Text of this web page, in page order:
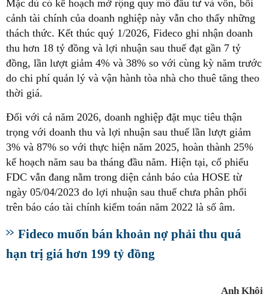
Mặc dù có kế hoạch mở rộng quy mô đầu tư và vốn, bối
cảnh tài chính của doanh nghiệp này vẫn cho thấy những
thách thức. Kết thúc quý 1/2026, Fideco ghi nhận doanh
thu hơn 18 tỷ đồng và lợi nhuận sau thuế đạt gần 7 tỷ
đồng, lần lượt giảm 4% và 38% so với cùng kỳ năm trước
do chi phí quản lý và vận hành tòa nhà cho thuê tăng theo
thời giá.
Đối với cả năm 2026, doanh nghiệp đặt mục tiêu thận
trọng với doanh thu và lợi nhuận sau thuế lần lượt giảm
3% và 87% so với thực hiện năm 2025, hoàn thành 25%
kế hoạch năm sau ba tháng đầu năm. Hiện tại, cổ phiếu
FDC vẫn đang nằm trong diện cảnh báo của HOSE từ
ngày 05/04/2023 do lợi nhuận sau thuế chưa phân phối
trên báo cáo tài chính kiểm toán năm 2022 là số âm.
Fideco muốn bán khoản nợ phải thu quá
hạn trị giá hơn 199 tỷ đồng
Anh Khôi